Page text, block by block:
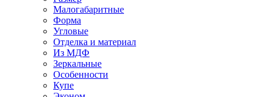
Малогабаритные
Форма
Угловые
Отделка и материал
Из МДФ
Зеркальные
Особенности
Купе